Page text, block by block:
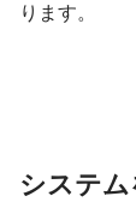
ります。
システ